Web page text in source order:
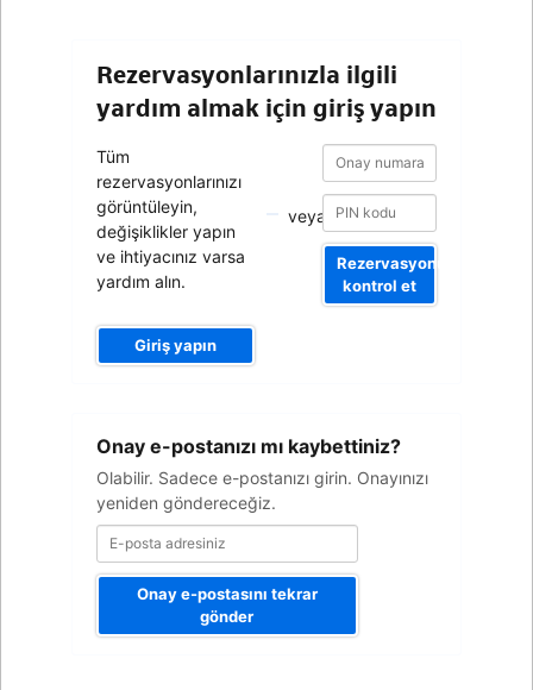
Rezervasyonlarınızla ilgili
yardım almak için giriş yapın
Tüm
rezervasyonlarınızı
görüntüleyin,
değişiklikler yapın
ve ihtiyacınız varsa
yardım alın.
Giriş yapın
veya
Onay
numarası
Onay
numarası
Rezervasyonumu
kontrol et
Onay e-postanızı mı kaybettiniz?
Olabilir. Sadece e-postanızı girin. Onayınızı
yeniden göndereceğiz.
posta
adresiniz
Onay e-postasını tekrar
gönder